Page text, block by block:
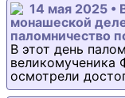
14 мая 2025 •
монашеской
паломничество
В этот день
великомученика
осмотрели